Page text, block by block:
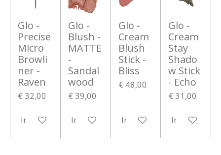
Glo -
Precise
Micro
Browli
ner -
Raven
€ 32,00
In winkelwagen
Glo -
Blush -
MATTE
-
Sandal
wood
€ 39,00
In winkelwagen
Glo -
Cream
Blush
Stick -
Bliss
€ 48,00
In winkelwagen
Glo -
Cream
Stay
Shado
w Stick
- Echo
€ 31,00
In